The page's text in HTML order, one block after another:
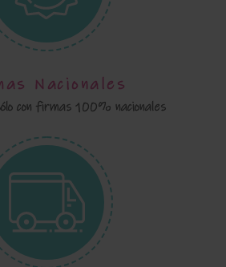
Nacionales
con firmas 100% nacionales